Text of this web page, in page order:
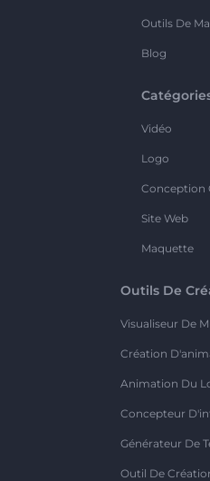
Outils De
Blog
Vidéo
Logo
Conception
Site Web
Maquette
Outils De
Visualiseur De
Création
Animation Du
Concepteur
Générateur De
Outil De